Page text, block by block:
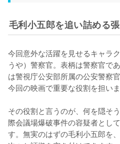
毛利小五郎を追い詰める
今回意外な活躍を見せるキャラ
うや）警察官。表柄は警察官で
は警視庁公安部所属の公安警察
今回の映画で重要な役割を担いま
その役割と言うのが、何を隠そ
際会議場爆破事件の容疑者とし
す。無実のはずの毛利小五郎を